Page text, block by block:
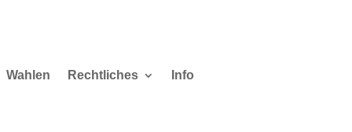
Wahlen Rechtliches Info